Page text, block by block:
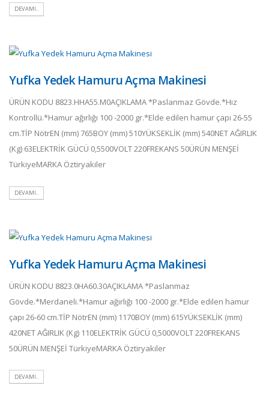
DEVAMI..
Yufka Yedek Hamuru Açma Makinesi
ÜRÜN KODU 8823.HHA55.M0AÇIKLAMA *Paslanmaz Gövde.*Hız
Kontrollü.*Hamur ağırlığı 100 -2000 gr.*Elde edilen hamur çapı 26-55
cm.TİP NötrEN (mm) 765BOY (mm) 510YÜKSEKLİK (mm) 540NET AĞIRLIK
(Kg) 63ELEKTRİK GÜCÜ 0,5500VOLT 220FREKANS 50ÜRÜN MENŞEİ
TürkiyeMARKA Öztiryakiler
DEVAMI..
Yufka Yedek Hamuru Açma Makinesi
ÜRÜN KODU 8823.0HA60.30AÇIKLAMA *Paslanmaz
Gövde.*Merdaneli.*Hamur ağırlığı 100 -2000 gr.*Elde edilen hamur
çapı 26-60 cm.TİP NötrEN (mm) 1170BOY (mm) 615YÜKSEKLİK (mm)
420NET AĞIRLIK (Kg) 110ELEKTRİK GÜCÜ 0,5000VOLT 220FREKANS
50ÜRÜN MENŞEİ TürkiyeMARKA Öztiryakiler
DEVAMI..